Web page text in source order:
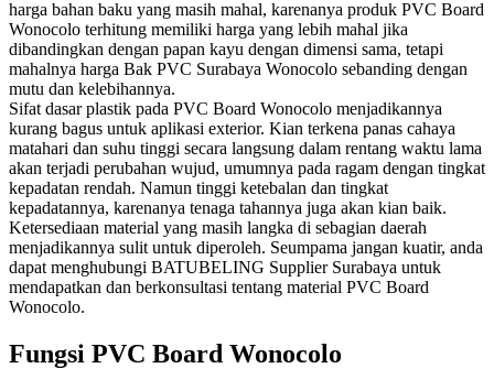
harga bahan baku yang masih mahal, karenanya produk PVC Board
Wonocolo terhitung memiliki harga yang lebih mahal jika
dibandingkan dengan papan kayu dengan dimensi sama, tetapi
mahalnya harga Bak PVC Surabaya Wonocolo sebanding dengan
mutu dan kelebihannya.
Sifat dasar plastik pada PVC Board Wonocolo menjadikannya
kurang bagus untuk aplikasi exterior. Kian terkena panas cahaya
matahari dan suhu tinggi secara langsung dalam rentang waktu lama
akan terjadi perubahan wujud, umumnya pada ragam dengan tingkat
kepadatan rendah. Namun tinggi ketebalan dan tingkat
kepadatannya, karenanya tenaga tahannya juga akan kian baik.
Ketersediaan material yang masih langka di sebagian daerah
menjadikannya sulit untuk diperoleh. Seumpama jangan kuatir, anda
dapat menghubungi BATUBELING Supplier Surabaya untuk
mendapatkan dan berkonsultasi tentang material PVC Board
Wonocolo.
Fungsi PVC Board Wonocolo